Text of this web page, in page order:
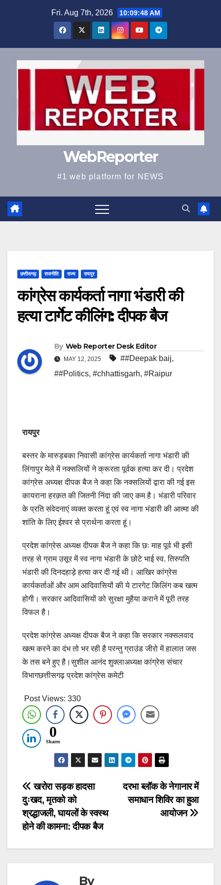
Fri. Aug 7th, 2026 10:09:49 AM
WebReporter
#1 web platform for NEWS
छत्तीसगढ़ राजनीति राज्य रायपुर
कांग्रेस कार्यकर्ता नागा भंडारी की
हत्या टार्गेट कीलिंग: दीपक बैज
By Web Reporter Desk Editor
MAY 12, 2025 ##Deepak baij,
##Politics, #chhattisgarh, #Raipur
रायपुर
बस्तर के मारुड़बका निवासी कांग्रेस कार्यकर्ता नागा भंडारी की
लिंगापुर मेले में नक्सलियों ने क्रूरता पूर्वक हत्या कर दी। प्रदेश
कांग्रेस अध्यक्ष दीपक बैज ने कहा कि नक्सलियों द्वारा की गई इस
कायराना हरक़त की जितनी निंदा की जाए कम है। भंडारी परिवार
के प्रति संवेदनाएं व्यक्त करता हूं एवं स्व नागा भंडारी की आत्मा की
शांति के लिए ईश्वर से प्रार्थना करता हूं।
प्रदेश कांग्रेस अध्यक्ष दीपक बैज ने कहा कि छः माह पूर्व भी इसी
तरह से ग्राम उसूर में स्व नागा भंडारी के छोटे भाई स्व. तिरुपति
भंडारी की दिनदहाड़े हत्या कर दी गई थी। आखिर कांग्रेस
कार्यकर्ताओं और आम आदिवासियों की ये टारगेट किलिंग कब खत्म
होगी। सरकार आदिवासियों को सुरक्षा मुहैया कराने में पूरी तरह
विफल है।
प्रदेश कांग्रेस अध्यक्ष दीपक बैज ने कहा कि सरकार नक्सलवाद
खत्म करने का दंभ तो भर रही है परन्तु ग्राउंड जीरो में हालात जस
के तस बने हुए है।सुशील आनंद शुक्लाअध्यक्ष कांग्रेस संचार
विभागछत्तीसगढ़ प्रदेश कांग्रेस कमेटी
Post Views: 330
0
Shares
Post
navigation
दरभा ब्लॉक के नेगानार में
समाधान शिविर का हुआ
आयोजन
खरोरा सड़क हादसा
दुःखद, मृतको को
श्रद्धाजली, घायलों के स्वस्थ
होने की कामना: दीपक बैज
By